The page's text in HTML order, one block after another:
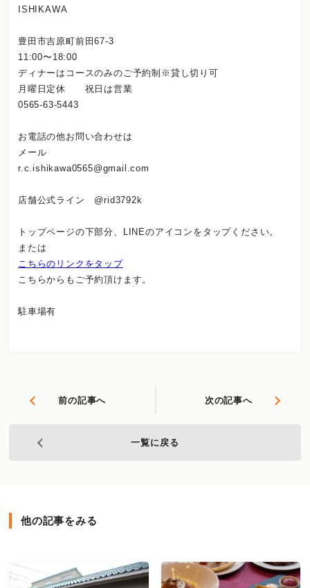
ISHIKAWA
豊田市吉原町前田67-3
11:00〜18:00
ディナーはコースのみのご予約制※貸し切り可
月曜日定休 祝日は営業
0565-63-5443
お電話の他お問い合わせは
メール
r.c.ishikawa0565@gmail.com
店舗公式ライン @rid3792k
トップページの下部分、LINEのアイコンをタップください。
または
こちらのリンクをタップ
こちらからもご予約頂けます。
駐車場有
前の記事へ 次の記事へ
一覧に戻る
他の記事をみる